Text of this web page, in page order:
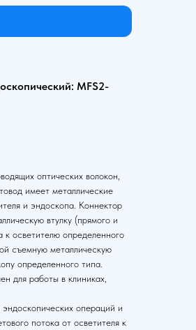
MFS2-
оптических волокон,
имеет металлические
и эндоскопа. Коннектор
втулку (прямого и
к осветителю определенного
съемную металлическую
определенного типа.
для работы в клиниках,
операций и
потока от осветителя к